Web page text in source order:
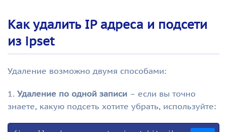
Как удалить IP адреса и подсети
из ipset
Удаление возможно двумя способами:
1. Удаление по одной записи – если вы точно
знаете, какую подсеть хотите убрать, используйте: